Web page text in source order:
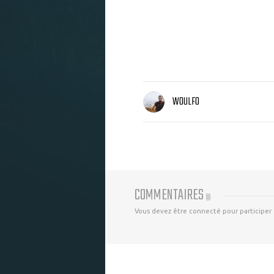
WOULFO
COMMENTAIRES (0)
Vous devez être connecté pour participer